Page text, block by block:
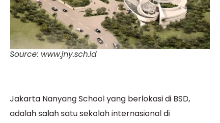
Source: www.jny.sch.id
Jakarta Nanyang School yang berlokasi di BSD,
adalah salah satu sekolah internasional di